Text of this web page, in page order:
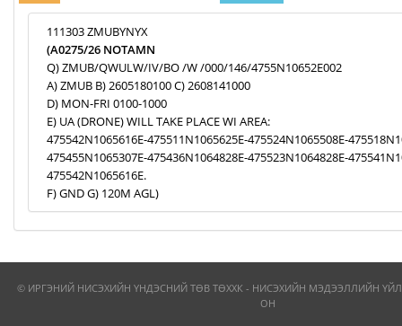
111303 ZMUBYNYX
(A0275/26 NOTAMN
Q) ZMUB/QWULW/IV/BO /W /000/146/4755N10652E002
A) ZMUB B) 2605180100 C) 2608141000
D) MON-FRI 0100-1000
E) UA (DRONE) WILL TAKE PLACE WI AREA:
475542N1065616E-475511N1065625E-475524N1065508E-
475455N1065307E-475436N1064828E-475523N1064828E-
475542N1065616E.
F) GND G) 120M AGL)
© ИРГЭНИЙ НИСЭХИЙН ҮНДЭСНИЙ ТӨВ ТӨХХК - НИСЭХИЙН МЭДЭЭЛЛИЙН
ОН